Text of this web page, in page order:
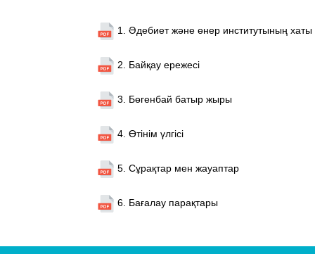
1. Әдебиет және өнер институтының хаты
2. Байқау ережесі
3. Бөгенбай батыр жыры
4. Өтінім үлгісі
5. Сұрақтар мен жауаптар
6. Бағалау парақтары